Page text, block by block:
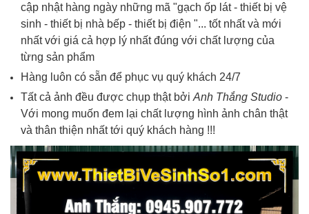
cập nhật hàng ngày những mã "gạch ốp lát - thiết bị vệ
sinh - thiết bị nhà bếp - thiết bị điện "... tốt nhất và mới
nhất với giá cả hợp lý nhất đúng với chất lượng của
từng sản phẩm
Hàng luôn có sẵn để phục vụ quý khách 24/7
Tất cả ảnh đều được chụp thật bởi Anh Thắng Studio -
Với mong muốn đem lại chất lượng hình ảnh chân thật
và thân thiện nhất tới quý khách hàng !!!